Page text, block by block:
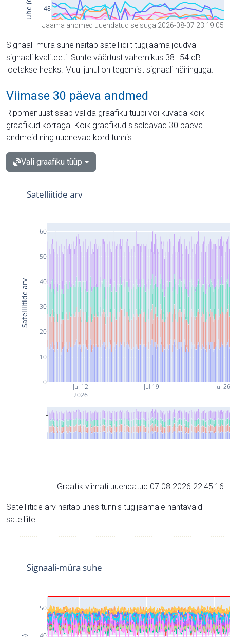
Jaama andmed uuendatud seisuga 2026-08-07 23:19:05
Signaali-müra suhe näitab satelliidilt tugijaama jõudva
signaali kvaliteeti. Suhte väärtust vahemikus 38–54 dB
loetakse heaks. Muul juhul on tegemist signaali häiringuga.
Viimase 30 päeva andmed
Rippmenüüst saab valida graafiku tüübi või kuvada kõik
graafikud korraga. Kõik graafikud sisaldavad 30 päeva
andmeid ning uuenevad kord tunnis.
Vali graafiku tüüp
Jul 12
2026
Jul 19 Jul 26
0
10
20
30
40
50
60
Satelliitide arv
Satelliitide arv
Graafik viimati uuendatud 07.08.2026 22:45:16
Satelliitide arv näitab ühes tunnis tugijaamale nähtavaid
satelliite.
50
Signaali-müra suhe